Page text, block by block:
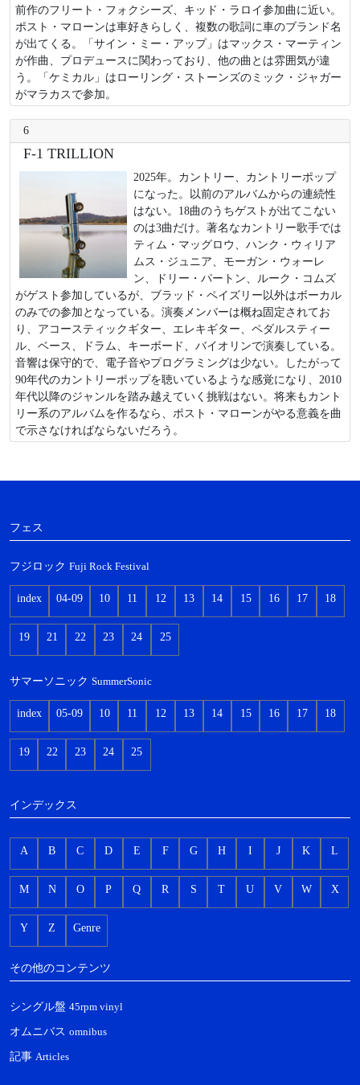
前作のフリート・フォクシーズ、キッド・ラロイ参加曲に近い。
ポスト・マローンは車好きらしく、複数の歌詞に車のブランド名
が出てくる。「サイン・ミー・アップ」はマックス・マーティン
が作曲、プロデュースに関わっており、他の曲とは雰囲気が違
う。「ケミカル」はローリング・ストーンズのミック・ジャガー
がマラカスで参加。
6
F-1 TRILLION
2025年。カントリー、カントリーポップ
になった。以前のアルバムからの連続性
はない。18曲のうちゲストが出てこない
のは3曲だけ。著名なカントリー歌手では
ティム・マッグロウ、ハンク・ウィリア
ムス・ジュニア、モーガン・ウォーレ
ン、ドリー・パートン、ルーク・コムズ
がゲスト参加しているが、ブラッド・ペイズリー以外はボーカル
のみでの参加となっている。演奏メンバーは概ね固定されてお
り、アコースティックギター、エレキギター、ペダルスティー
ル、ベース、ドラム、キーボード、バイオリンで演奏している。
音響は保守的で、電子音やプログラミングは少ない。したがって
90年代のカントリーポップを聴いているような感覚になり、2010
年代以降のジャンルを踏み越えていく挑戦はない。将来もカント
リー系のアルバムを作るなら、ポスト・マローンがやる意義を曲
で示さなければならないだろう。
フェス
フジロック Fuji Rock Festival
index 04-09 10 11 12 13 14 15 16 17 18
19 21 22 23 24 25
サマーソニック SummerSonic
index 05-09 10 11 12 13 14 15 16 17 18
19 22 23 24 25
インデックス
A B C D E F G H I J K L
M N O P Q R S T U V W X
Y Z Genre
その他のコンテンツ
シングル盤 45rpm vinyl
オムニバス omnibus
記事 Articles